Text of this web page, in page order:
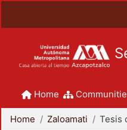
Home
Home Zaloamati